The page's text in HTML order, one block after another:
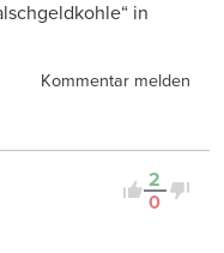
in
Kommentar melden
2
0